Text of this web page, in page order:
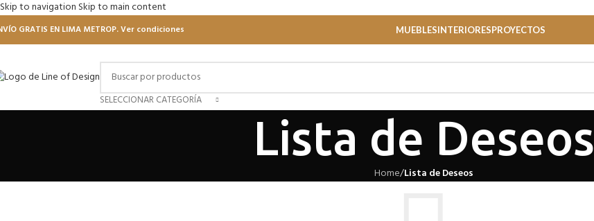
Skip to navigation Skip to main content
GRATIS EN LIMA METROP. Ver condiciones MUEBLESINTERIORESPROYECTOS
SELECCIONAR CATEGORÍA
Lista de Deseos
Home/Lista de Deseos